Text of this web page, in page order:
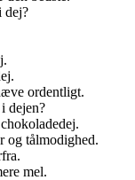
dej?
ordentligt.
dejen?
og tålmodighed.
mel.